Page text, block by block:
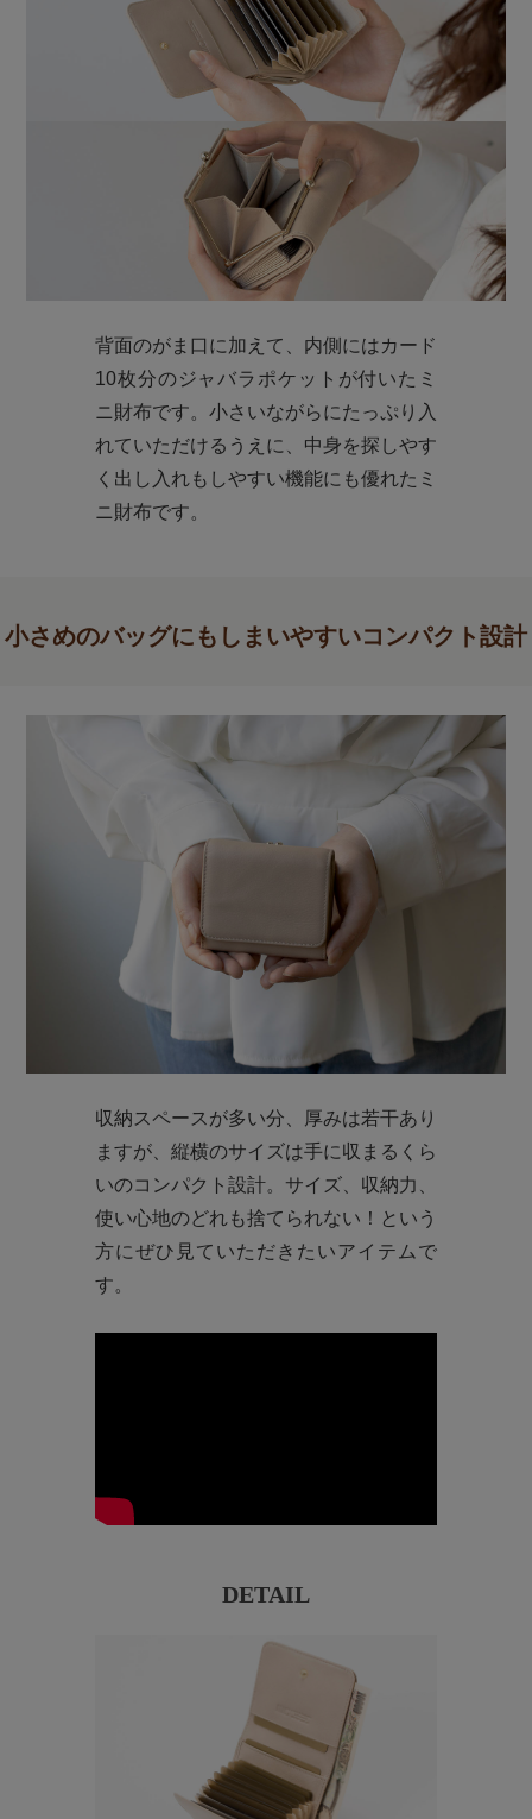
背面のがま口に加えて、内側にはカード
10枚分のジャバラポケットが付いたミ
ニ財布です。小さいながらにたっぷり入
れていただけるうえに、中身を探しやす
く出し入れもしやすい機能にも優れたミ
ニ財布です。
小さめのバッグにもしまいやすいコンパクト設計
収納スペースが多い分、厚みは若干あり
ますが、縦横のサイズは手に収まるくら
いのコンパクト設計。サイズ、収納力、
使い心地のどれも捨てられない！という
方にぜひ見ていただきたいアイテムで
す。
DETAIL